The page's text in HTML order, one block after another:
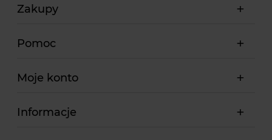
Zakupy
Pomoc
Moje konto
Informacje